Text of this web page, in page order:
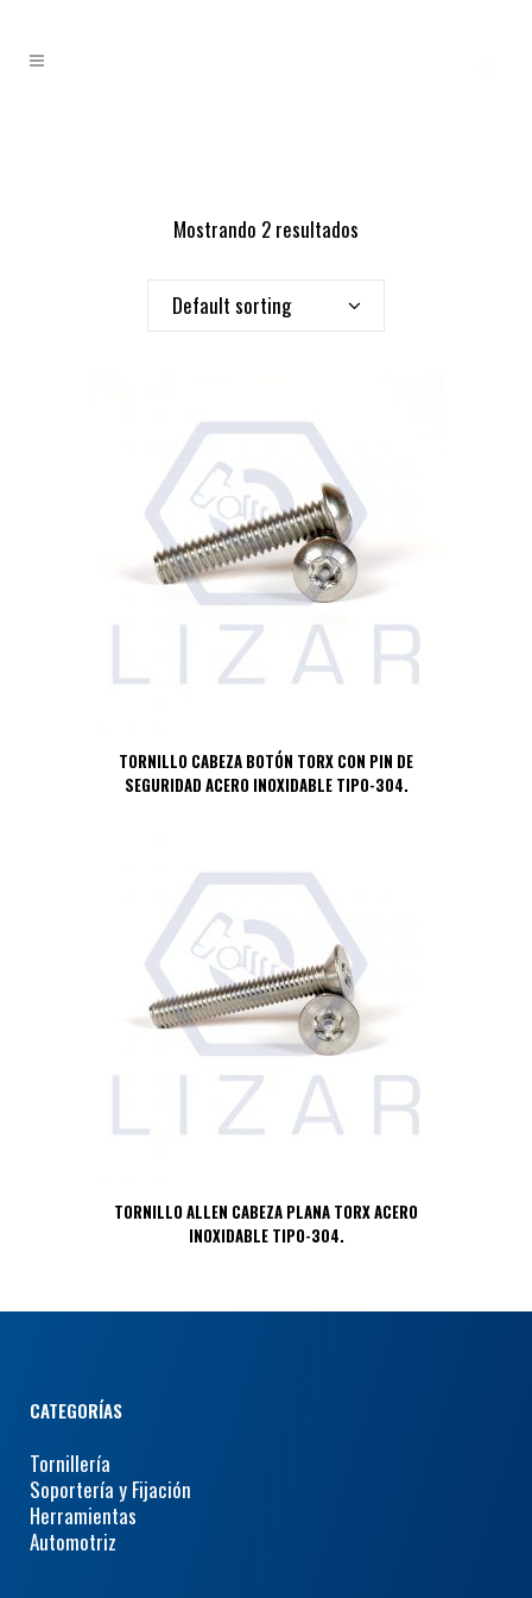
Mostrando 2 resultados
Default sorting
TORNILLO CABEZA BOTÓN TORX CON PIN DE
SEGURIDAD ACERO INOXIDABLE TIPO-304.
TORNILLO ALLEN CABEZA PLANA TORX ACERO
INOXIDABLE TIPO-304.
CATEGORÍAS
Tornillería
Soportería y Fijación
Herramientas
Automotriz